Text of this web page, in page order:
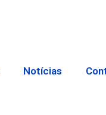
Notícias